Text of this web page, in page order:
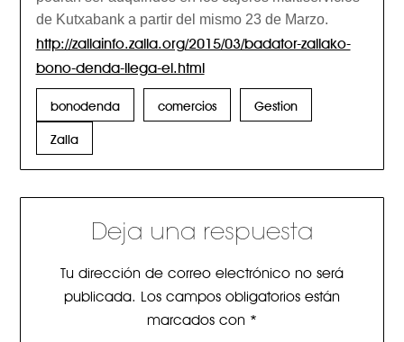
de Kutxabank a partir del mismo 23 de Marzo.
http://zallainfo.zalla.org/2015/03/badator-zallako-
bono-denda-llega-el.html
bonodenda comercios Gestion
Zalla
Deja una respuesta
Tu dirección de correo electrónico no será
publicada. Los campos obligatorios están
marcados con *